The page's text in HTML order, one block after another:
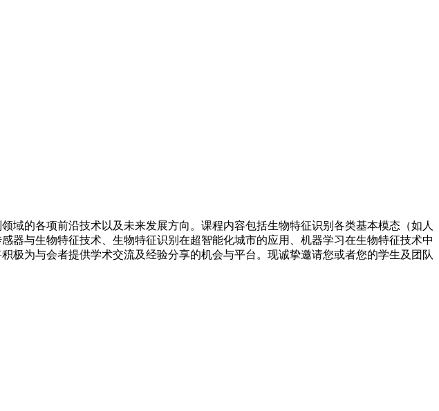
域的各项前沿技术以及未来发展方向。课程内容包括生物特征识别各类基本模态（如人
器与生物特征技术、生物特征识别在超智能化城市的应用、机器学习在生物特征技术中
极为与会者提供学术交流及经验分享的机会与平台。现诚挚邀请您或者您的学生及团队